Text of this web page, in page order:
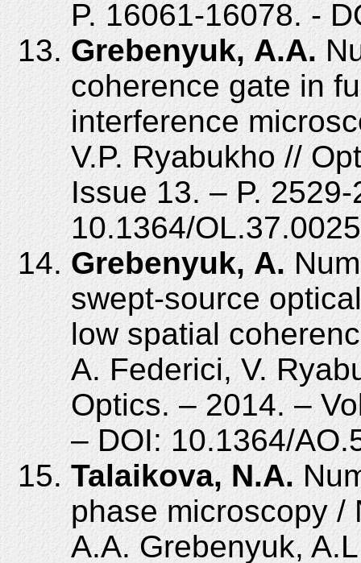
P. 16061-16078. -
Grebenyuk, A.A.
coherence gate in
interference
V.P. Ryabukho //
Issue 13. – P.
10.1364/
Grebenyuk, A.
swept-source
low spatial
A. Federici, V.
Optics. – 2014. –
– DOI: 10.1364/
Talaikova, N.A.
phase microscopy /
A.A. Grebenyuk,